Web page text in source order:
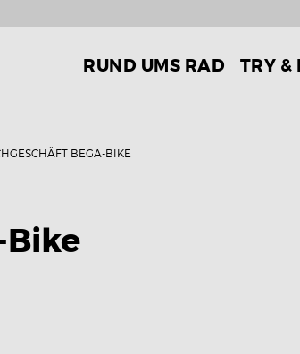
RUND UMS RAD TRY &
BEGA-BIKE